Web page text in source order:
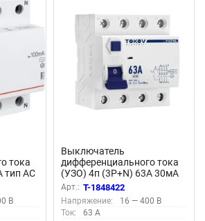
тока
тип AC
В
Выключатель
дифференциального тока
(УЗО) 4п (3P+N) 63А 30мА
тип AC 6кА PRIZMA TOKOV
ELECTRIC TKE-PZ60-RCDM-
4-63-30-AC
Арт.: T-1848422
Напряжение:
16 — 400 В
Ток:
63 А